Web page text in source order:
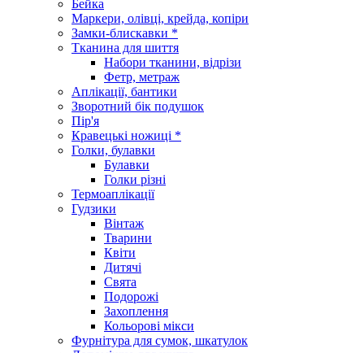
Бейка
Маркери, олівці, крейда, копіри
Замки-блискавки *
Тканина для шиття
Набори тканини, відрізи
Фетр, метраж
Аплікації, бантики
Зворотний бік подушок
Пір'я
Кравецькі ножиці *
Голки, булавки
Булавки
Голки різні
Термоаплікації
Гудзики
Вінтаж
Тварини
Квіти
Дитячі
Свята
Подорожі
Захоплення
Кольорові мікси
Фурнітура для сумок, шкатулок